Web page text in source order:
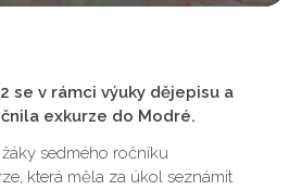
se v rámci výuky dějepisu a
exkurze do Modré.
sedmého ročníku
která měla za úkol seznámit